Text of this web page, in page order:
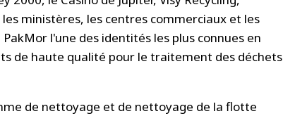
les ministères, les centres commerciaux et les
l'une des identités les plus connues en
de haute qualité pour le traitement des déchets
de nettoyage et de nettoyage de la flotte